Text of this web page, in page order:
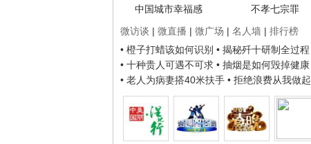
中国城市幸福感
不孝七宗罪
微访谈 | 微直播 | 微广场 | 名人墙 | 排行榜
• 橙子打蜡该如何识别 • 揭秘歼十研制全过程
• 十种贵人可遇不可求 • 抽烟是如何毁掉健康
• 老人为病妻搭40米扶手 • 拒绝浪费从我做起